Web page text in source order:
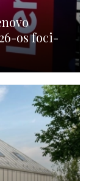
os foci-